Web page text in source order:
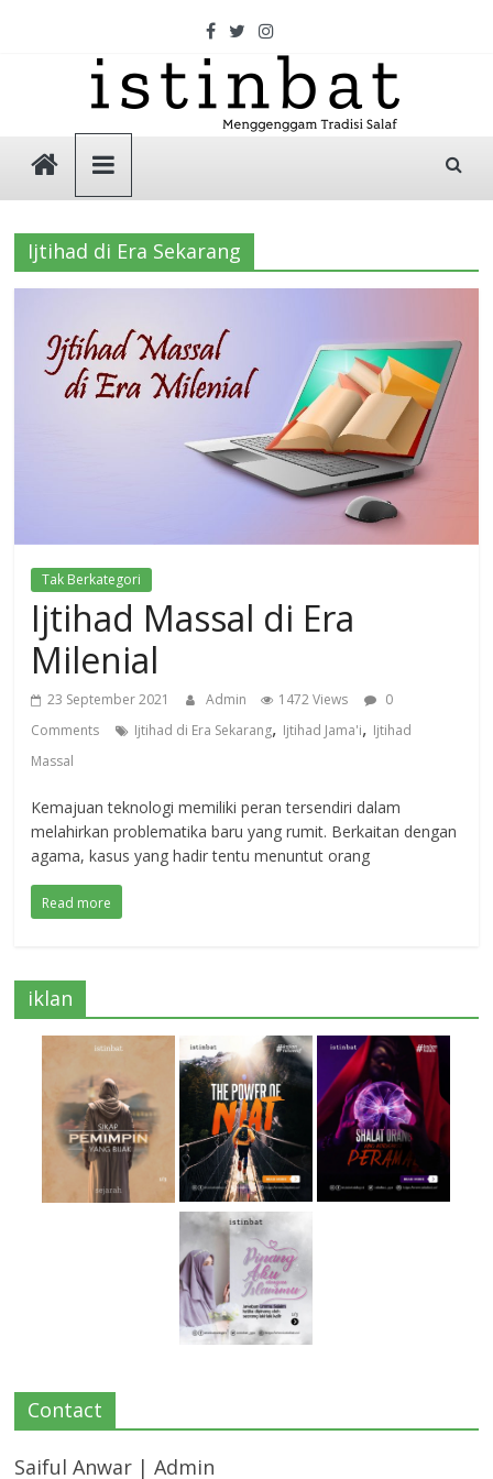
Istinbat
Menggenggam
Tradisi
Salaf
Ijtihad di Era Sekarang
Tak Berkategori
Ijtihad Massal di Era
Milenial
23 September 2021 Admin 1472 Views
0
Comments
Ijtihad di Era Sekarang, Ijtihad Jama'i, Ijtihad
Massal
Kemajuan teknologi memiliki peran tersendiri dalam
melahirkan problematika baru yang rumit. Berkaitan dengan
agama, kasus yang hadir tentu menuntut orang
Read more
iklan
Contact
Saiful Anwar | Admin